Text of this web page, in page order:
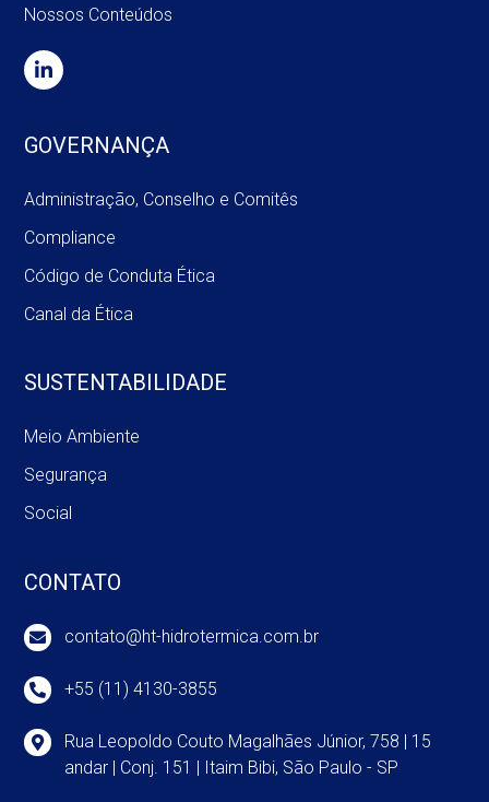
Nossos Conteúdos
GOVERNANÇA
Administração, Conselho e Comitês
Compliance
Código de Conduta Ética
Canal da Ética
SUSTENTABILIDADE
Meio Ambiente
Segurança
Social
CONTATO
contato@ht-hidrotermica.com.br
+55 (11) 4130-3855
Rua Leopoldo Couto Magalhães Júnior, 758 | 15
andar | Conj. 151 | Itaim Bibi, São Paulo - SP